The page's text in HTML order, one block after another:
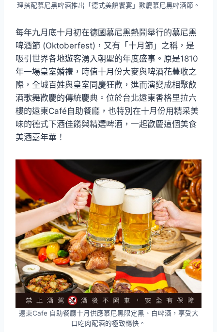
理搭配慕尼黑啤酒推出「德式美饌饗宴」歡慶慕尼黑啤酒節。
每年九月底十月初在德國慕尼黑熱鬧舉行的慕尼黑
啤酒節 (Oktoberfest)，又有「十月節」之稱，是
吸引世界各地遊客湧入朝聖的年度盛事。原是1810
年一場皇室婚禮，時值十月份大麥與啤酒花豐收之
際，全城百姓與皇室同慶狂歡，進而演變成相聚飲
酒歌舞歡慶的傳統慶典。位於台北遠東香格里拉六
樓的遠東Café自助餐廳，也特別在十月份用精采美
味的德式下酒佳餚與精選啤酒，一起歡慶這個美食
美酒嘉年華！
遠東Cafe 自助餐廳十月供應慕尼黑限定黑、白啤酒，享受大
口吃肉配酒的極致暢快。